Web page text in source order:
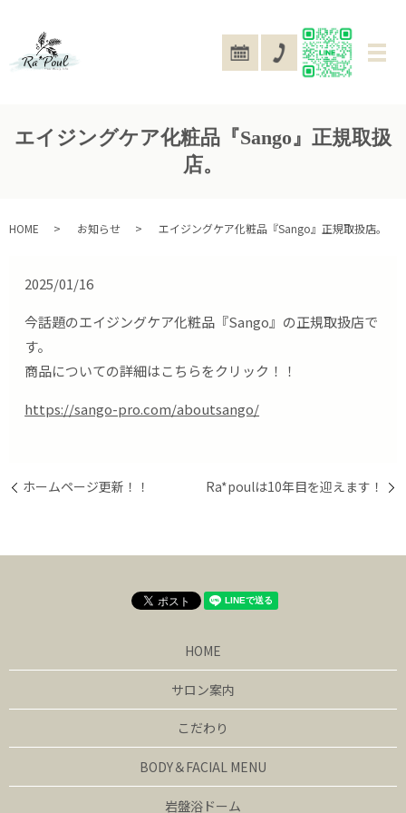
エイジングケア化粧品『Sango』正規取扱
店。
HOME お知らせ エイジングケア化粧品『Sango』正規取扱店。
2025/01/16
今話題のエイジングケア化粧品『Sango』の正規取扱店で
す。
商品についての詳細はこちらをクリック！！
https://sango-pro.com/aboutsango/
ホームページ更新！！ Ra*poulは10年目を迎えます！
HOME
サロン案内
こだわり
BODY＆FACIAL MENU
岩盤浴ドーム